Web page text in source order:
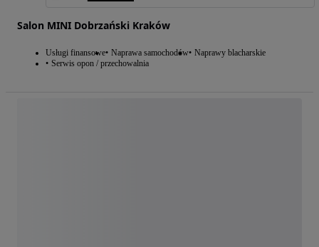
Salon MINI Dobrzański Kraków
Usługi finansowe Naprawa samochodów Naprawy blacharskie
Serwis opon / przechowalnia